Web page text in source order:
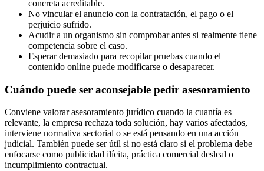
concreta acreditable.
No vincular el anuncio con la contratación, el pago o el
perjuicio sufrido.
Acudir a un organismo sin comprobar antes si realmente tiene
competencia sobre el caso.
Esperar demasiado para recopilar pruebas cuando el
contenido online puede modificarse o desaparecer.
Cuándo puede ser aconsejable pedir asesoramiento
Conviene valorar asesoramiento jurídico cuando la cuantía es
relevante, la empresa rechaza toda solución, hay varios afectados,
interviene normativa sectorial o se está pensando en una acción
judicial. También puede ser útil si no está claro si el problema debe
enfocarse como publicidad ilícita, práctica comercial desleal o
incumplimiento contractual.